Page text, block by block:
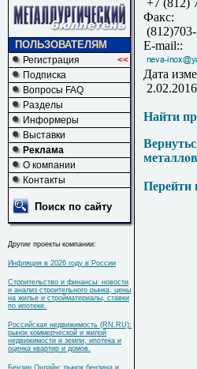
ПОЛЬЗОВАТЕЛЯМ
Регистрация
<<
Подписка
Вопросы FAQ
Разделы
Информеры
Выставки
Реклама
О компании
Контакты
Поиск по сайту
Другие проекты компании:
Инфляция в 2026 году в России
Строительство и финансы: новости
и анализ строительного рынка, цены
на жилье и стройматериалы, ставки
по ипотеке.
Российская недвижимость (RN.RU):
рынок коммерческой и жилой
недвижимости и земли, ипотека и
оценка квартир и домов.
Бензин Онлайн: рынок бензина и
+7 (812)
Факс:
E-mail::
Дата
2.02.2016
Найти
металлов
Перейти